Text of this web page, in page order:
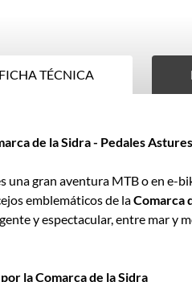
FICHA TÉCNICA
de la Sidra - Pedales Astures
una gran aventura MTB o en e-
emblemáticos de laComarca
y espectacular, entre mar y
la Comarca de la Sidra